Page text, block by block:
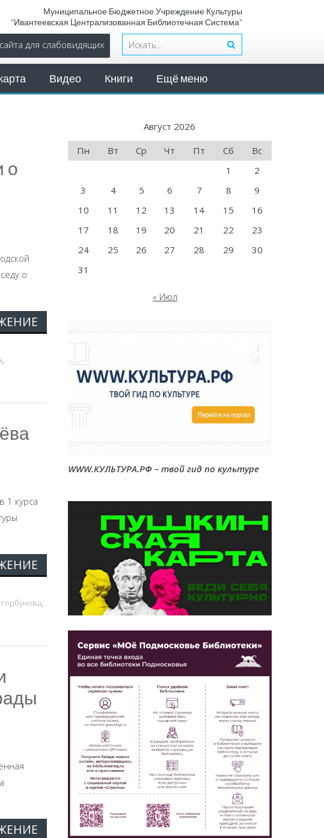
Муниципальное Бюджетное Учреждение Культуры
"Ивантеевская Централизованная Библиотечная Система"
для слабовидящих
Видео Книги Ещё меню
о
о
,
1 курса
,
Август 2026
Пн
Вт Ср Чт Пт Сб
Вс
1
2
3
4 5 6 7 8
9
10
11 12 13 14 15
16
17
18 19 20 21 22
23
24
25 26 27 28 29
30
31
« Июл
WWW.КУЛЬТУРА.РФ – твой гид по культуре